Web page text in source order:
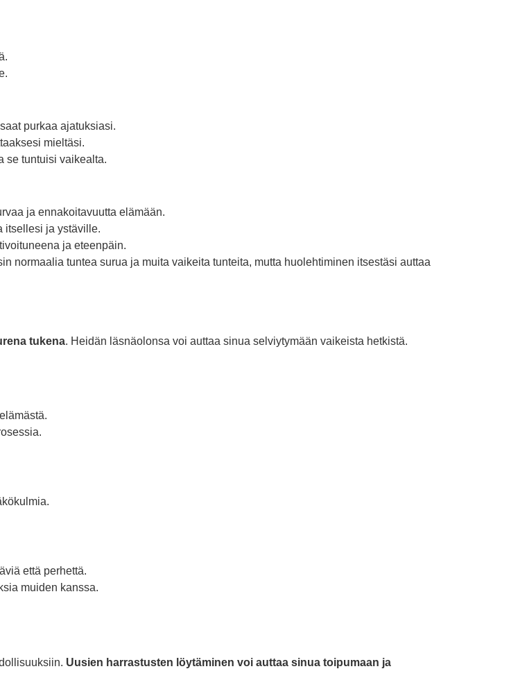
purkaa ajatuksiasi.
mieltäsi.
se tuntuisi vaikealta.
ja ennakoitavuutta elämään.
itsellesi ja ystäville.
ja eteenpäin.
normaalia tuntea surua ja muita vaikeita tunteita, mutta huolehtiminen itsestäsi auttaa
tukena. Heidän läsnäolonsa voi auttaa sinua selviytymään vaikeista hetkistä.
että perhettä.
muiden kanssa.
Uusien harrastusten löytäminen voi auttaa sinua toipumaan ja